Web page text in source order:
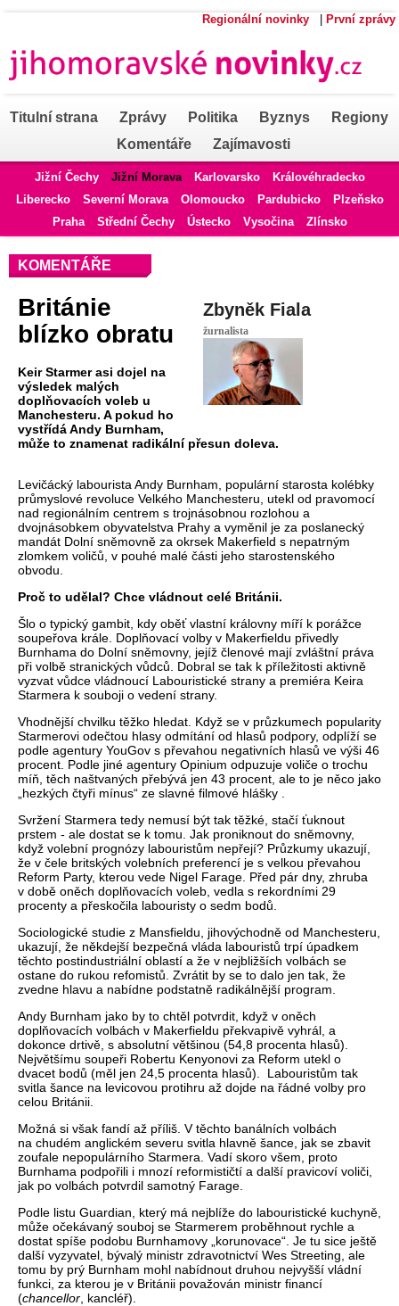
Regionální novinky První zprávy
Titulní strana Zprávy Politika Byznys
Regiony
Komentáře
Zajímavosti
Jižní Čechy Jižní Morava Karlovarsko
Královéhradecko
Liberecko
Severní Morava Olomoucko Pardubicko
Plzeňsko
Praha
Střední Čechy Ústecko Vysočina Zlínsko
KOMENTÁŘE
Zbyněk Fiala
žurnalista
Británie
blízko obratu
Keir Starmer asi dojel na
výsledek malých
doplňovacích voleb u
Manchesteru. A pokud ho
vystřídá Andy Burnham,
může to znamenat radikální přesun doleva.
Levičácký labourista Andy Burnham, populární starosta kolébky
průmyslové revoluce Velkého Manchesteru, utekl od pravomocí
nad regionálním centrem s trojnásobnou rozlohou a
dvojnásobkem obyvatelstva Prahy a vyměnil je za poslanecký
mandát Dolní sněmovně za okrsek Makerfield s nepatrným
zlomkem voličů, v pouhé malé části jeho starostenského
obvodu.
Proč to udělal? Chce vládnout celé Británii.
Šlo o typický gambit, kdy oběť vlastní královny míří k porážce
soupeřova krále. Doplňovací volby v Makerfieldu přivedly
Burnhama do Dolní sněmovny, jejíž členové mají zvláštní práva
při volbě stranických vůdců. Dobral se tak k příležitosti aktivně
vyzvat vůdce vládnoucí Labouristické strany a premiéra Keira
Starmera k souboji o vedení strany.
Vhodnější chvilku těžko hledat. Když se v průzkumech popularity
Starmerovi odečtou hlasy odmítání od hlasů podpory, odplíží se
podle agentury YouGov s převahou negativních hlasů ve výši 46
procent. Podle jiné agentury Opinium odpuzuje voliče o trochu
míň, těch naštvaných přebývá jen 43 procent, ale to je něco jako
„hezkých čtyři mínus“ ze slavné filmové hlášky .
Svržení Starmera tedy nemusí být tak těžké, stačí ťuknout
prstem - ale dostat se k tomu. Jak proniknout do sněmovny,
když volební prognózy labouristům nepřejí? Průzkumy ukazují,
že v čele britských volebních preferencí je s velkou převahou
Reform Party, kterou vede Nigel Farage. Před pár dny, zhruba
v době oněch doplňovacích voleb, vedla s rekordními 29
procenty a přeskočila labouristy o sedm bodů.
Sociologické studie z Mansfieldu, jihovýchodně od Manchesteru,
ukazují, že někdejší bezpečná vláda labouristů trpí úpadkem
těchto postindustriální oblastí a že v nejbližších volbách se
ostane do rukou refomistů. Zvrátit by se to dalo jen tak, že
zvedne hlavu a nabídne podstatně radikálnější program.
Andy Burnham jako by to chtěl potvrdit, když v oněch
doplňovacích volbách v Makerfieldu překvapivě vyhrál, a
dokonce drtivě, s absolutní většinou (54,8 procenta hlasů).
Největšímu soupeři Robertu Kenyonovi za Reform utekl o
dvacet bodů (měl jen 24,5 procenta hlasů).
Labouristům tak
svitla šance na levicovou protihru až dojde na řádné volby pro
celou Británii.
Možná si však fandí až příliš. V těchto banálních volbách
na chudém anglickém severu svitla hlavně šance, jak se zbavit
zoufale nepopulárního Starmera. Vadí skoro všem, proto
Burnhama podpořili i mnozí reformističtí a další pravicoví voliči,
jak po volbách potvrdil samotný Farage.
Podle listu Guardian, který má nejblíže do labouristické kuchyně,
může očekávaný souboj se Starmerem proběhnout rychle a
dostat spíše podobu Burnhamovy „korunovace“. Je tu sice ještě
další vyzyvatel, bývalý ministr zdravotnictví Wes Streeting, ale
tomu by prý Burnham mohl nabídnout druhou nejvyšší vládní
funkci, za kterou je v Británii považován ministr financí
(chancellor , kancléř).